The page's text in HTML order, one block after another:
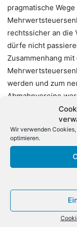
Wir verwenden
optimieren.
pragmatische
rechtssicher an die
dürfe nicht
Zusammenhang
werden und zum
Abmahnvereine
muss die Politik
und dies
herausstellen.»
Außerdem weist
mit Gutscheinen
wie Rabatten und
digitalen
es auch für die der